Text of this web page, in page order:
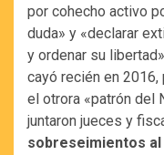
por cohecho activo
duda» y «declarar
y ordenar su
cayó recién en 2016,
el otrora «patrón del
juntaron jueces y
sobreseimientos